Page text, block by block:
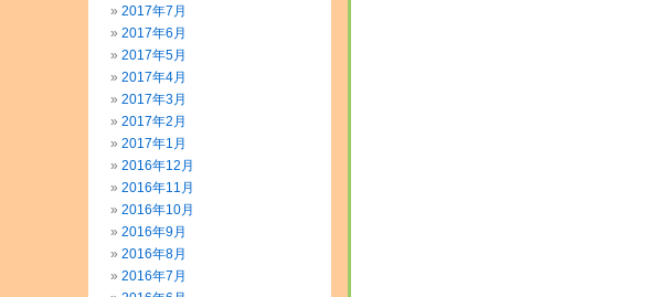
2017年7月
2017年6月
2017年5月
2017年4月
2017年3月
2017年2月
2017年1月
2016年12月
2016年11月
2016年10月
2016年9月
2016年8月
2016年7月